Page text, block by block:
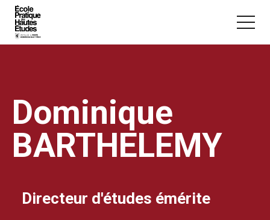
Vous recherchez peut-être :
Conférence Master Section
Dominique
BARTHELEMY
Directeur d'études émérite
Panneau de gestion des cookies